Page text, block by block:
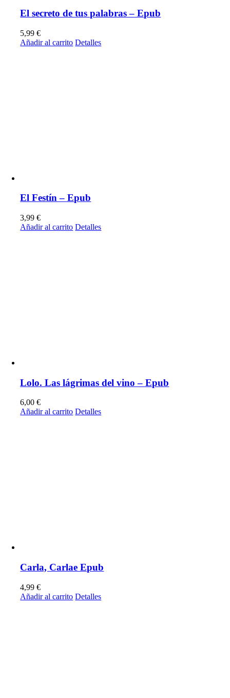
El secreto de tus palabras – Epub
5,99€
Añadir al carrito Detalles
El Festín – Epub
3,99€
Añadir al carrito Detalles
Lolo. Las lágrimas del vino – Epub
6,00€
Añadir al carrito Detalles
Carla, Carlae Epub
4,99€
Añadir al carrito Detalles